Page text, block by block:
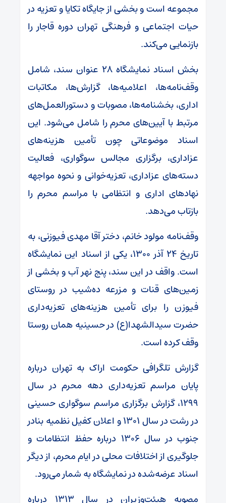
مجموعه است و بخشی از جایگاه تکایا و تعزیه در
حیات اجتماعی و فرهنگی تهران دوره قاجار را
بازنمایی می‌کند.
بخش اسناد نمایشگاه ۲۸ عنوان سند، شامل
وقف‌نامه‌ها، اعلامیه‌ها، گزارش‌ها، مکاتبات
اداری، بخشنامه‌ها، مصوبات و دستورالعمل‌های
مرتبط با آیین‌های محرم را شامل می‌شود. این
اسناد موضوعاتی چون تأمین هزینه‌های
عزاداری، برگزاری مجالس سوگواری، فعالیت
دسته‌های عزاداری، تعزیه‌خوانی و نحوه مواجهه
نهادهای اداری و انتظامی با مراسم محرم را
بازتاب می‌دهد.
وقف‌نامه مولود خانم، دختر آقا مهدی فیوزنی، به
تاریخ ۲۴ آذر ۱۳۰۰، یکی از اسناد این نمایشگاه
است. واقف در این سند، پنج نهر آب و بخشی از
زمین‌های قنات و مزرعه ده‌شیب در روستای
فیوزن را برای تأمین هزینه‌های تعزیه‌داری
حضرت سیدالشهدا(ع) در حسینیه همان روستا
وقف کرده است.
گزارش تلگرافی حکومت اراک به تهران درباره
پایان مراسم تعزیه‌داری دهه محرم در سال
۱۲۹۹، گزارش برگزاری مراسم سوگواری حسینی
در رشت در سال ۱۳۰۱ و اعلان کفیل نظمیه بنادر
جنوب در سال ۱۳۰۶ درباره حفظ انتظامات و
جلوگیری از اختلافات محلی در ایام محرم، از دیگر
اسناد عرضه‌شده در نمایشگاه به شمار می‌رود.
مصوبه هیئت‌وزیران در سال ۱۳۱۳ درباره